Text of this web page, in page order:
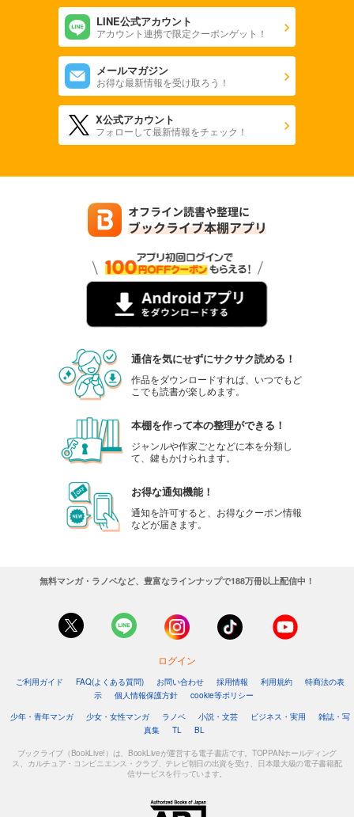
880円 (税込)
あらすじを表示する
週刊東洋経済 2025年10/11・10/18合併号
880円 (税込)
週刊東洋経済 2025年9/27・10/4合併号
880円 (税込)
あらすじを表示する
週刊東洋経済 2025年9/13・20合併号
880
円 (税込)
週刊東洋経済 2025/9/6号
880円 (税込)
試し読み
あらすじを表示する
880 円 (税込)
カート
試し読み
あらすじを表示する
週刊東洋経済 2025/8/23号
880 円 (税込)
あらすじを表示する
週刊東洋経済 2025/8/9-16合併号
LINE公式アカウント
アカウント連携で限定クーポンゲット！
メールマガジン
お得な最新情報を受け取ろう！
X公式アカウント
フォローして最新情報をチェック！
通信を気にせずにサクサク読める！
作品をダウンロードすれば、いつでもど
こでも読書が楽しめます。
本棚を作って本の整理ができる！
ジャンルや作家ごとなどに本を分類し
て、鍵もかけられます。
お得な通知機能！
通知を許可すると、お得なクーポン情報
などが届きます。
無料マンガ・ラノベなど、豊富なラインナップで188万冊以上配信中！
ログイン
ご利用ガイド FAQ(よくある質問) お問い合わせ 採用情報 利用規約
特商法の表
示
個人情報保護方針
cookie等ポリシー
少年・青年マンガ
少女・女性マンガ ラノベ 小説・文芸 ビジネス・実用
雑誌・写
真集
TL BL
ブックライブ（BookLive!）は、BookLiveが運営する電子書店です。TOPPANホールディング
ス、カルチュア・コンビニエンス・クラブ、テレビ朝日の出資を受け、日本最大級の電子書籍配
信サービスを行っています。